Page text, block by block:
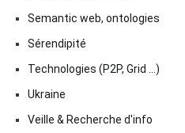
Semantic web, ontologies
Sérendipité
Technologies (P2P, Grid …)
Ukraine
Veille & Recherche d'info